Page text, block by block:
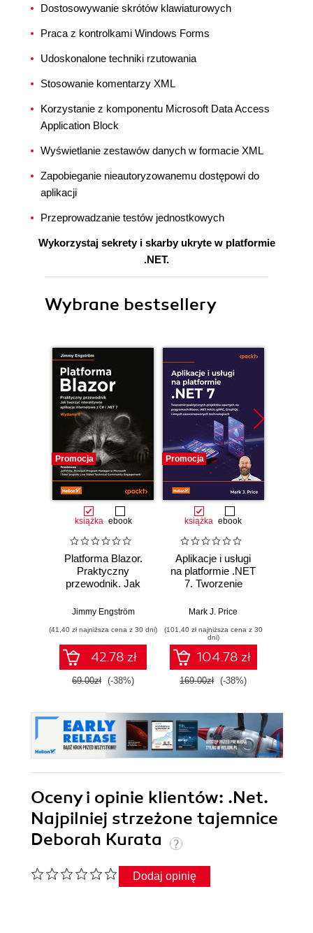
Dostosowywanie skrótów klawiaturowych
Praca z kontrolkami Windows Forms
Udoskonalone techniki rzutowania
Stosowanie komentarzy XML
Korzystanie z komponentu Microsoft Data Access
Application Block
Wyświetlanie zestawów danych w formacie XML
Zapobieganie nieautoryzowanemu dostępowi do
aplikacji
Przeprowadzanie testów jednostkowych
Wykorzystaj sekrety i skarby ukryte w platformie
.NET.
Wybrane bestsellery
Promocja
książka ebook
Platforma Blazor.
Praktyczny
przewodnik. Jak
interaktywne
internetowe z C# i
.NET 7. Wydanie II
Jimmy Engström
(41,40 zł najniższa cena z 30 dni)
42.78 zł
69.00zł (-38%)
Promocja
książka ebook
Aplikacje i usługi
na platformie .NET
7. Tworzenie
projektów opartych
Blazor, .NET
MAUI, gRPC,
GraphQL i innych
zaawansowanych
technologiach
Mark J. Price
(101,40 zł najniższa cena z 30
dni)
104.78 zł
169.00zł (-38%)
Oceny i opinie klientów: .Net.
Najpilniej strzeżone tajemnice
Deborah Kurata
Dodaj opinię